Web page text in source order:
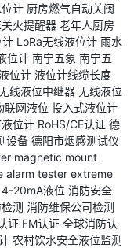
计 厨房燃气自动关阀
火提醒器 老年人厨房
计 LoRa无线液位计 雨水
位计 南宁五象 南宁五
位计 液位计线缆长度
线液位中继器 无线液位
联网液位 投入式液位计
位计 RoHS/CE认证 德
设备 德阳市烟感测试仪
magnetic mount
alarm tester extreme
4-20mA液位 消防安全
测 消防维保公司检测
证 FM认证 全球消防认
农村饮水安全液位监测